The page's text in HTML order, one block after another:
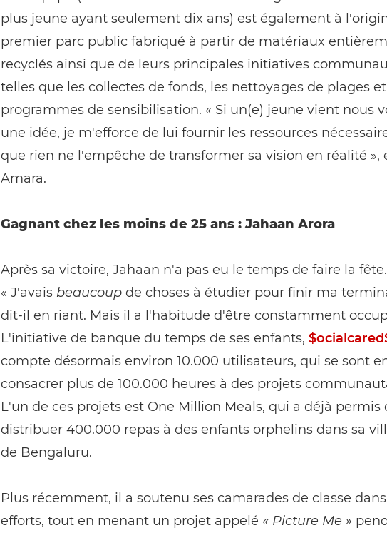
plus jeune ayant seulement dix ans) est également à
premier parc public fabriqué à partir de matériaux
recyclés ainsi que de leurs principales initiatives
telles que les collectes de fonds, les nettoyages de plages
programmes de sensibilisation. « Si un(e) jeune vient nous
une idée, je m'efforce de lui fournir les ressources
que rien ne l'empêche de transformer sa vision en réalité »,
Amara.
Gagnant chez les moins de 25 ans : Jahaan Arora
Après sa victoire, Jahaan n'a pas eu le temps de faire la fête.
« J'avais beaucoupde choses à étudier pour finir ma
dit-il en riant. Mais il a l'habitude d'être constamment
L'initiative de banque du temps de ses enfants,
compte désormais environ 10.000 utilisateurs, qui se sont
consacrer plus de 100.000 heures à des projets
L'un de ces projets est One Million Meals, qui a déjà permis
distribuer 400.000 repas à des enfants orphelins dans sa
de Bengaluru.
Plus récemment, il a soutenu ses camarades de classe
efforts, tout en menant un projet appelé « Picture Me »